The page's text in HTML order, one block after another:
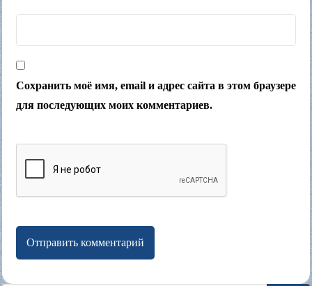
Сохранить моё имя, email и адрес сайта в этом браузере
для последующих моих комментариев.